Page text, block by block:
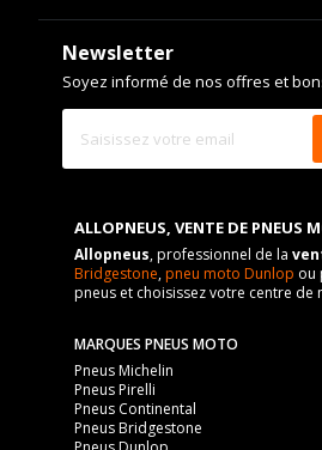
Newsletter
Soyez informé de nos offres et
ALLOPNEUS, VENTE DE PNEUS
Allopneus, professionnel de la
Bridgestone,pneu moto Dunlop ou
pneus et choisissez votre centre de
MARQUES PNEUS MOTO
Pneus Michelin
Pneus Pirelli
Pneus Continental
Pneus Bridgestone